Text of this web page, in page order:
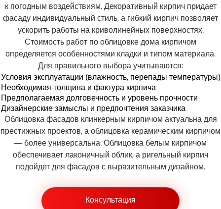
к погодным воздействиям. Декоративный кирпич придает
фасаду индивидуальный стиль, а гибкий кирпич позволяет
ускорить работы на криволинейных поверхностях.
Стоимость работ по облицовке дома кирпичом
определяется особенностями кладки и типом материала.
Для правильного выбора учитываются:
Условия эксплуатации (влажность, перепады температуры)
Необходимая толщина и фактура кирпича
Предполагаемая долговечность и уровень прочности
Дизайнерские замыслы и предпочтения заказчика
Облицовка фасадов клинкерным кирпичом актуальна для
престижных проектов, а облицовка керамическим кирпичом
— более универсальна.Облицовка белым кирпичом
обеспечивает лаконичный облик, а ригельный кирпич
подойдет для фасадов с выразительным дизайном.
Консультация